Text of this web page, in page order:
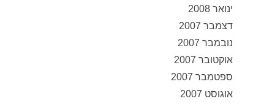
ינואר 2008
דצמבר 2007
נובמבר 2007
אוקטובר 2007
ספטמבר 2007
אוגוסט 2007